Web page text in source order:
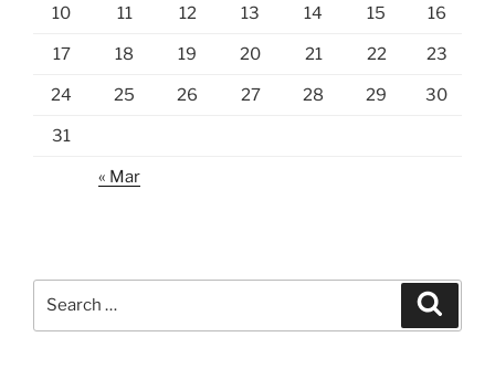
10 11 12 13 14 15 16
17 18 19 20 21 22 23
24 25 26 27 28 29 30
31
« Mar